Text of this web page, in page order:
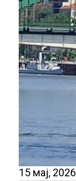
15 мај, 2026